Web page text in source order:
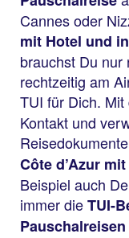
Cannes oder
mit Hotel und
brauchst Du nur
rechtzeitig am
TUI für Dich. Mit
Kontakt und
Côte d’Azur
Beispiel auch
immer dieTUI-
Pauschalreisen